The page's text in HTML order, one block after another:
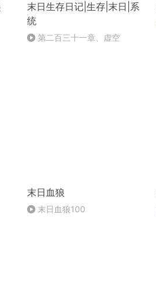
末日生存日记|生存|末日|系
统
第二百三十一章、虚空
末日血狼
末日血狼100